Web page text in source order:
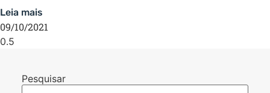
Leia mais
09/10/2021
Pesquisar